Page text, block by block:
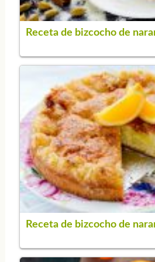
Receta de bizcocho de
Receta de bizcocho de